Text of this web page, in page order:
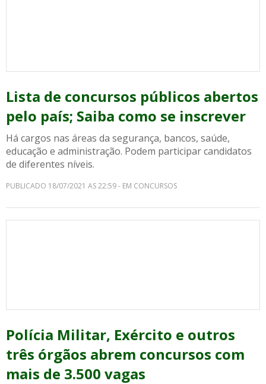
Lista de concursos públicos abertos
pelo país; Saiba como se inscrever
Há cargos nas áreas da segurança, bancos, saúde,
educação e administração. Podem participar candidatos
de diferentes níveis.
PUBLICADO 18/07/2021 AS 22:59 - EM CONCURSOS
Polícia Militar, Exército e outros
três órgãos abrem concursos com
mais de 3.500 vagas